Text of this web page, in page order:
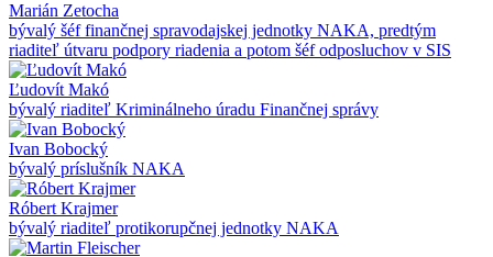
Marián Zetocha
bývalý šéf finančnej spravodajskej jednotky NAKA, predtým
riaditeľ útvaru podpory riadenia a potom šéf odposluchov v SIS
Ľudovít Makó
bývalý riaditeľ Kriminálneho úradu Finančnej správy
Ivan Bobocký
bývalý príslušník NAKA
Róbert Krajmer
bývalý riaditeľ protikorupčnej jednotky NAKA